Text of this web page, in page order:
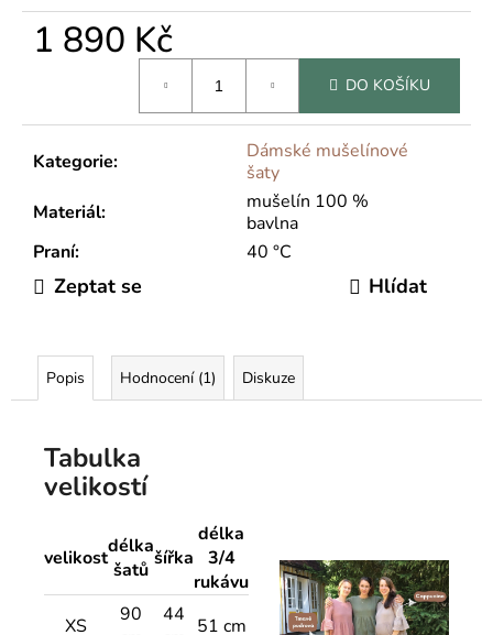
1 890 Kč
DO KOŠÍKU
Kategorie:
Dámské mušelínové
šaty
Materiál:
mušelín 100 %
bavlna
Praní: 40 °C
Zeptat se Hlídat
Popis Hodnocení (1) Diskuze
Tabulka
velikostí
velikostdélka
šatů šířka
délka
3/4
rukávu
XS
90
44 51 cm